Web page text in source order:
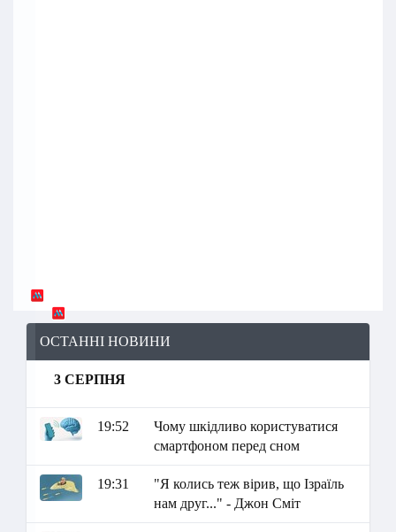
ОСТАННІ НОВИНИ
3 СЕРПНЯ
19:52
Чому шкідливо користуватися
смартфоном перед сном
19:31
"Я колись теж вірив, що Ізраїль
нам друг..." - Джон Сміт